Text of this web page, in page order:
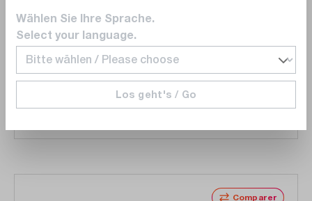
Research Studio (550010302)
19 552,00 CHF
Délai de livraison surdemande
Comparer
Wählen Sie Ihre Sprache.
Select your language.
Los geht's / Go